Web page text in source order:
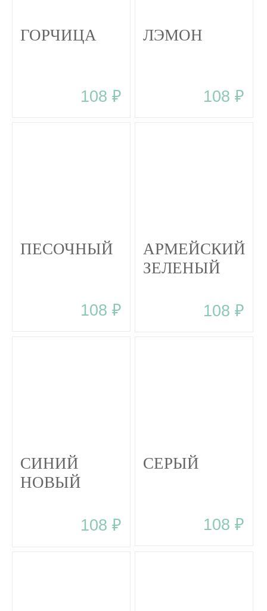
ГОРЧИЦА
108 ₽
ЛЭМОН
108 ₽
ПЕСОЧНЫЙ
108 ₽
АРМЕЙСКИЙ
ЗЕЛЕНЫЙ
108 ₽
СИНИЙ
НОВЫЙ
108 ₽
СЕРЫЙ
108 ₽